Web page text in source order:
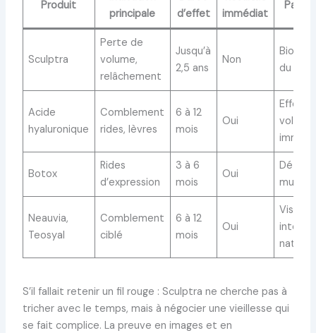
Produit
principale
d’effet
immédiat
Sculptra
Perte de
volume,
relâchement
Jusqu’à
2,5 ans
Non
du
Acide
hyaluronique
Comblement
rides, lèvres
6 à 12
mois
Oui
Effet
Botox
Rides
d’expression
3 à 6
mois
Oui
Neauvia,
Teosyal
Comblement
ciblé
6 à 12
mois
Oui
S’il fallait retenir un fil rouge : Sculptra ne cherche pas à
tricher avec le temps, mais à négocier une vieillesse qui
se fait complice. La preuve en images et en